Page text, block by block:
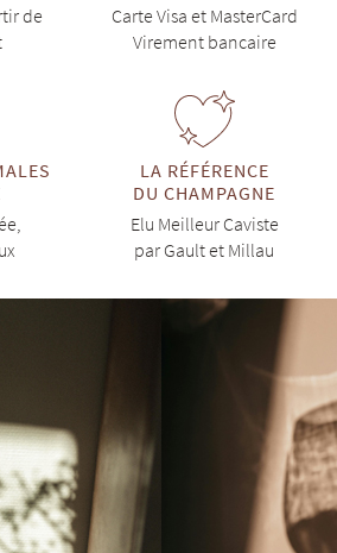
de
Carte Visa et MasterCard
Virement bancaire
LA RÉFÉRENCE
DU CHAMPAGNE
Elu Meilleur Caviste
par Gault et Millau